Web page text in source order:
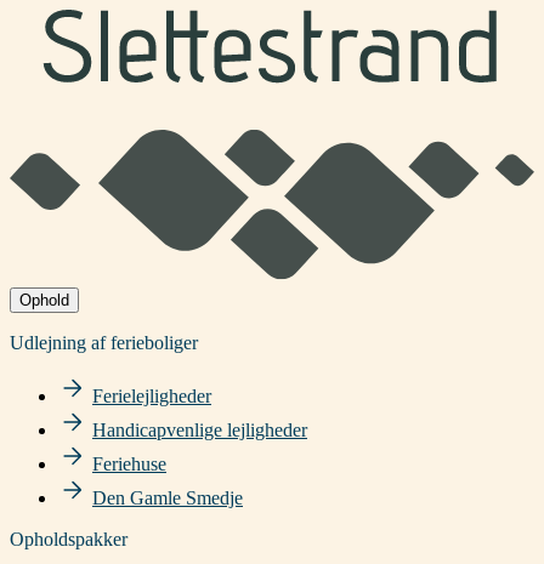
Ophold
Udlejning af ferieboliger
Ferielejligheder
Handicapvenlige lejligheder
Feriehuse
Den Gamle Smedje
Opholdspakker